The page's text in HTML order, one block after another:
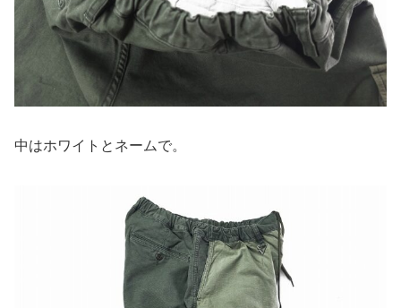
中はホワイトとネームで。